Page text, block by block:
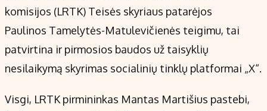
Regionų naujienos
Indėlių palūkanos
komisijos (LRTK) Teisės skyriaus patarėjos
Paulinos Tamelytės-Matulevičienės teigimu, tai
patvirtina ir pirmosios baudos už taisyklių
nesilaikymą skyrimas socialinių tinklų platformai „X“.
Visgi, LRTK pirmininkas Mantas Martišius pastebi,